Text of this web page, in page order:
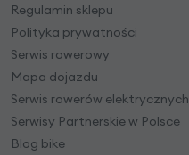
Regulamin sklepu
Polityka prywatności
Serwis rowerowy
Mapa dojazdu
Serwis rowerów elektrycznych
Serwisy Partnerskie w Polsce
Blog bike